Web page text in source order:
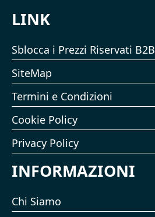
LINK
Sblocca i Prezzi Riservati B2B
SiteMap
Termini e Condizioni
Cookie Policy
Privacy Policy
INFORMAZIONI
Chi Siamo